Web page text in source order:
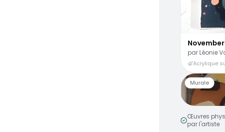
November
par Léonie
Acrylique
Murale
Œuvres
par l'artiste